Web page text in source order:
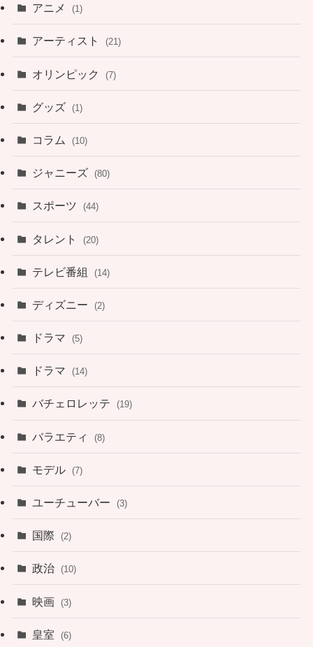
アニメ (1)
アーティスト (21)
オリンピック (7)
グッズ (1)
コラム (10)
ジャニーズ (80)
スポーツ (44)
タレント (20)
テレビ番組 (14)
ディズニー (2)
ドラマ (5)
ドラマ (14)
バチェロレッテ (19)
バラエティ (8)
モデル (7)
ユーチューバー (3)
国際 (2)
政治 (10)
映画 (3)
皇室 (6)